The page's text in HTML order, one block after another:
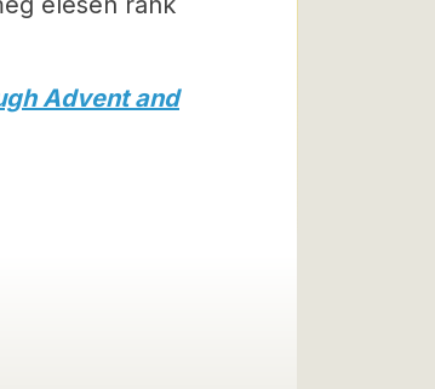
Advent and